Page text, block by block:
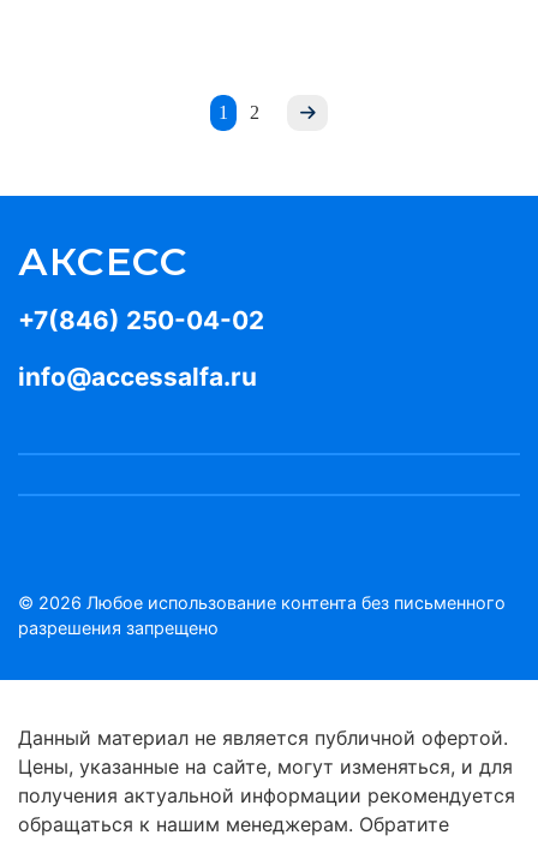
1 2
+7(846) 250-04-02
info@accessalfa.ru
АКСЕСС
© 2026 Любое использование контента без письменного
разрешения запрещено
Данный материал не является публичной офертой.
Цены, указанные на сайте, могут изменяться, и для
получения актуальной информации рекомендуется
обращаться к нашим менеджерам. Обратите